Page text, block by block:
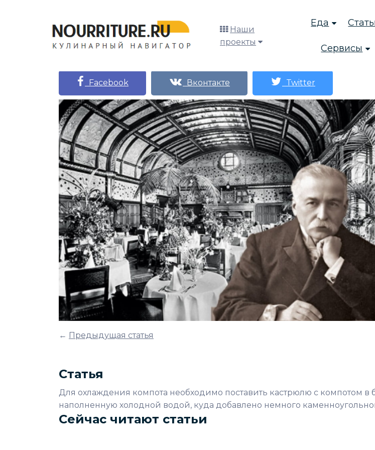
Наши
проекты
Еда
Сервисы
Facebook Вконтакте Twitter
← Предыдущая статья
Статья
Для охлаждения компота необходимо поставить кастрюлю с компотом в
наполненную холодной водой, куда добавлено немного
Сейчас читают статьи